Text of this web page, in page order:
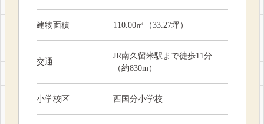
建物面積 110.00㎡（33.27坪）
交通
JR南久留米駅まで徒歩11分
（約830m）
小学校区 西国分小学校